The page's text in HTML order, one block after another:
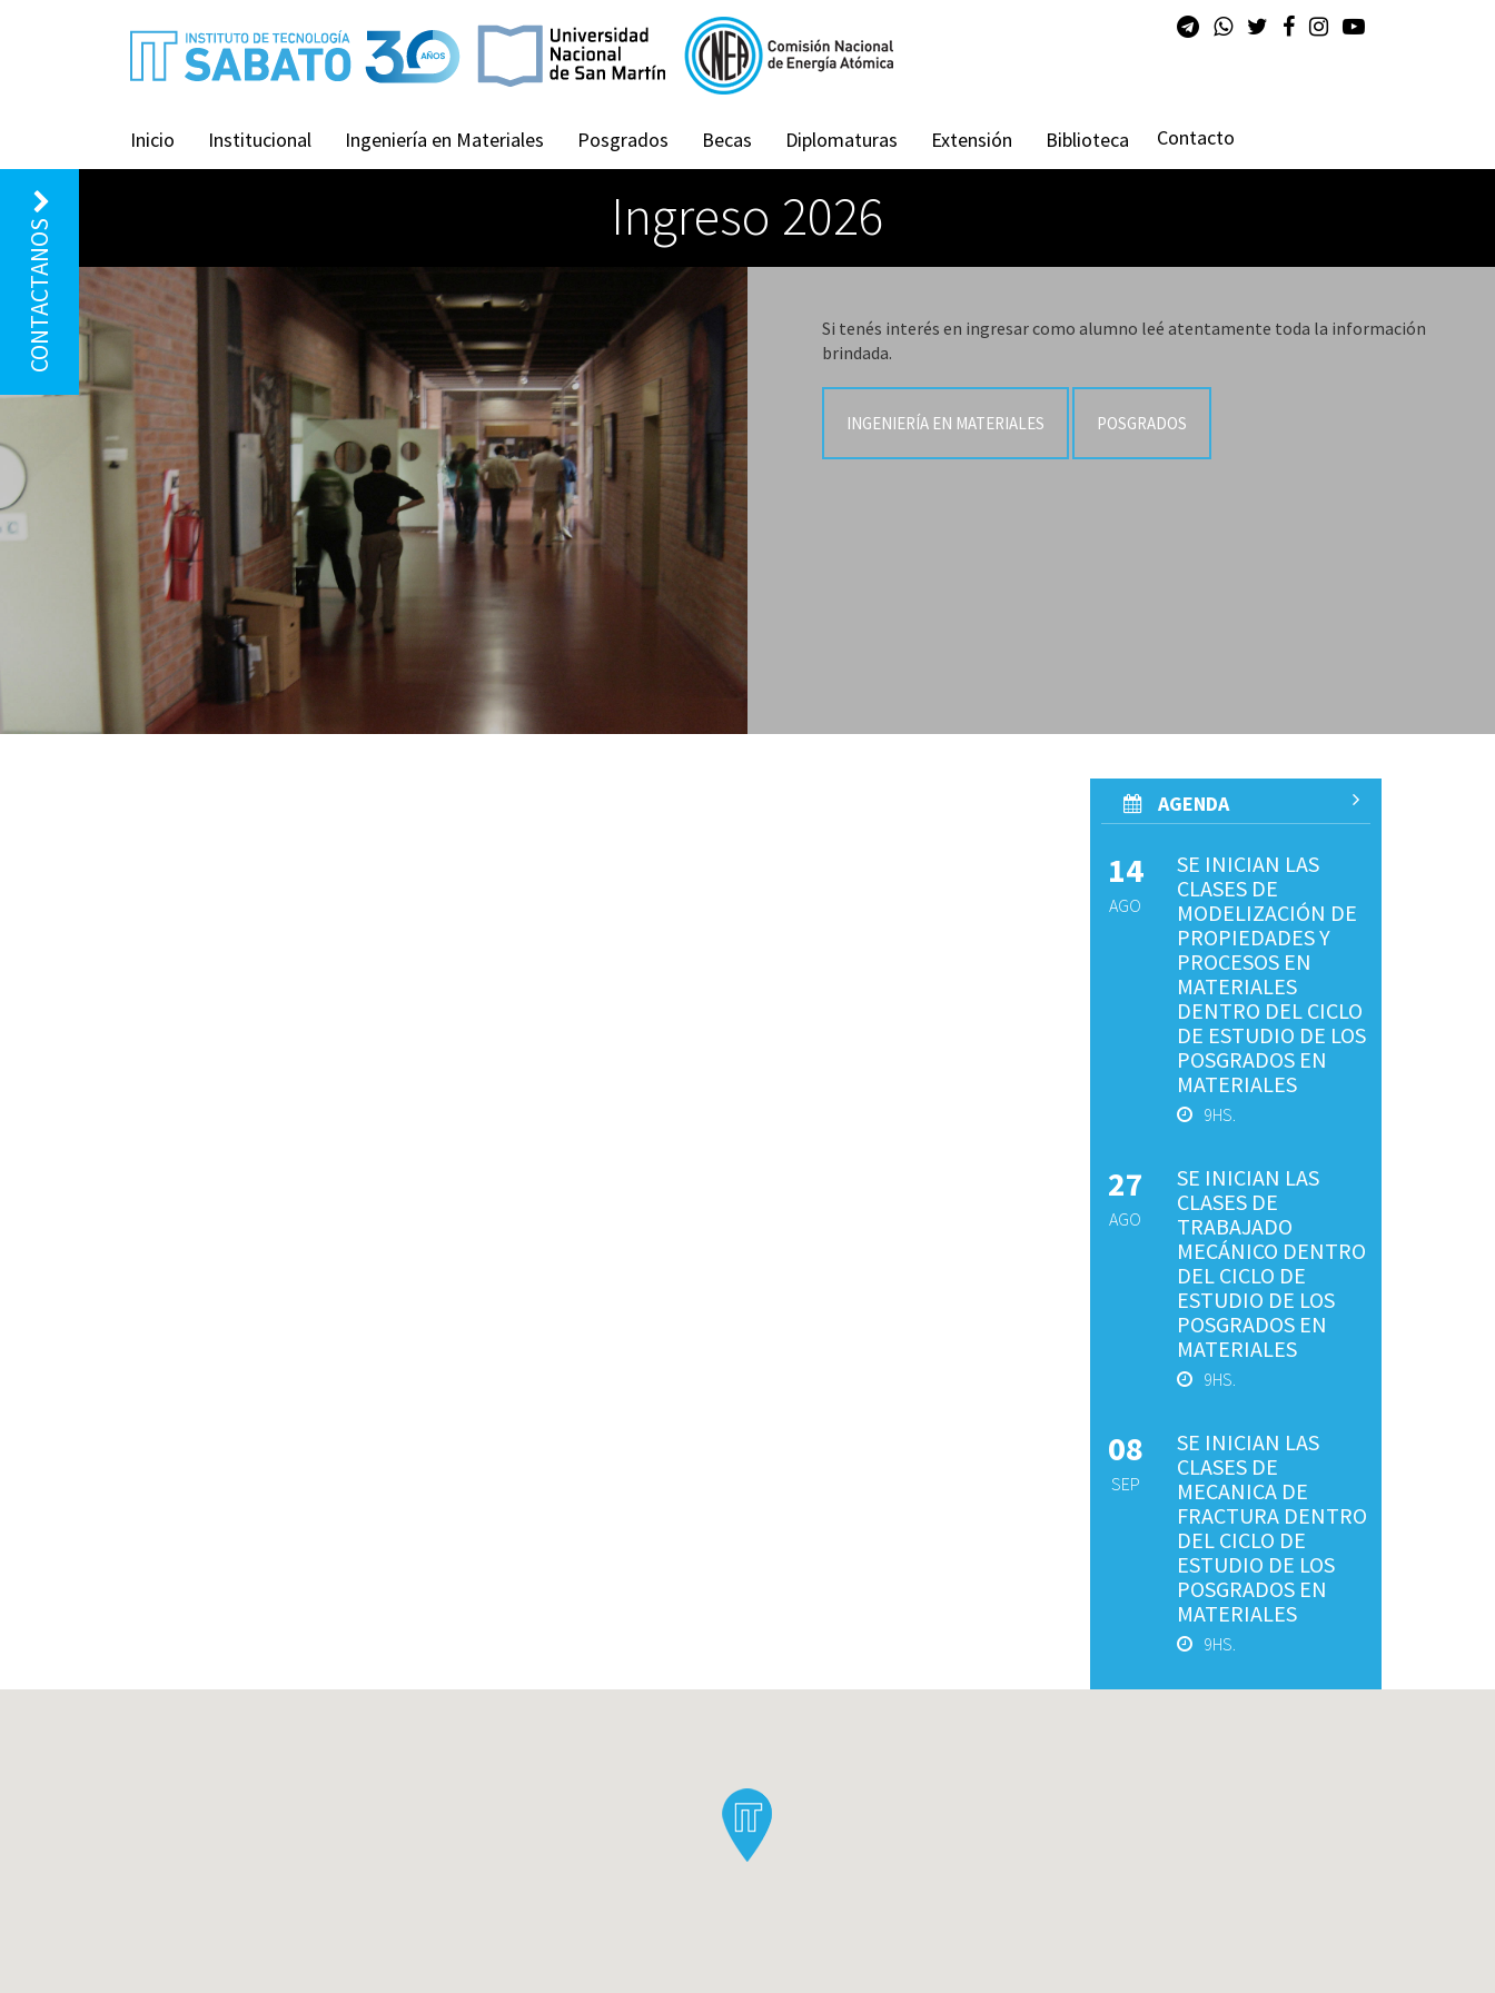
Inicio Institucional Ingeniería en Materiales Posgrados Becas Diplomaturas Extensión Biblioteca Contacto
CONTACTANOS Ingreso 2026
Si tenés interés en ingresar como alumno leé atentamente toda la información
brindada.
INGENIERÍA EN MATERIALES POSGRADOS
AGENDA
14
AGO
SE INICIAN LAS
CLASES DE
MODELIZACIÓN DE
PROPIEDADES Y
PROCESOS EN
MATERIALES
DENTRO DEL CICLO
DE ESTUDIO DE LOS
POSGRADOS EN
MATERIALES
9HS.
27
AGO
SE INICIAN LAS
CLASES DE
TRABAJADO
MECÁNICO DENTRO
DEL CICLO DE
ESTUDIO DE LOS
POSGRADOS EN
MATERIALES
9HS.
08
SEP
SE INICIAN LAS
CLASES DE
MECANICA DE
FRACTURA DENTRO
DEL CICLO DE
ESTUDIO DE LOS
POSGRADOS EN
MATERIALES
9HS.